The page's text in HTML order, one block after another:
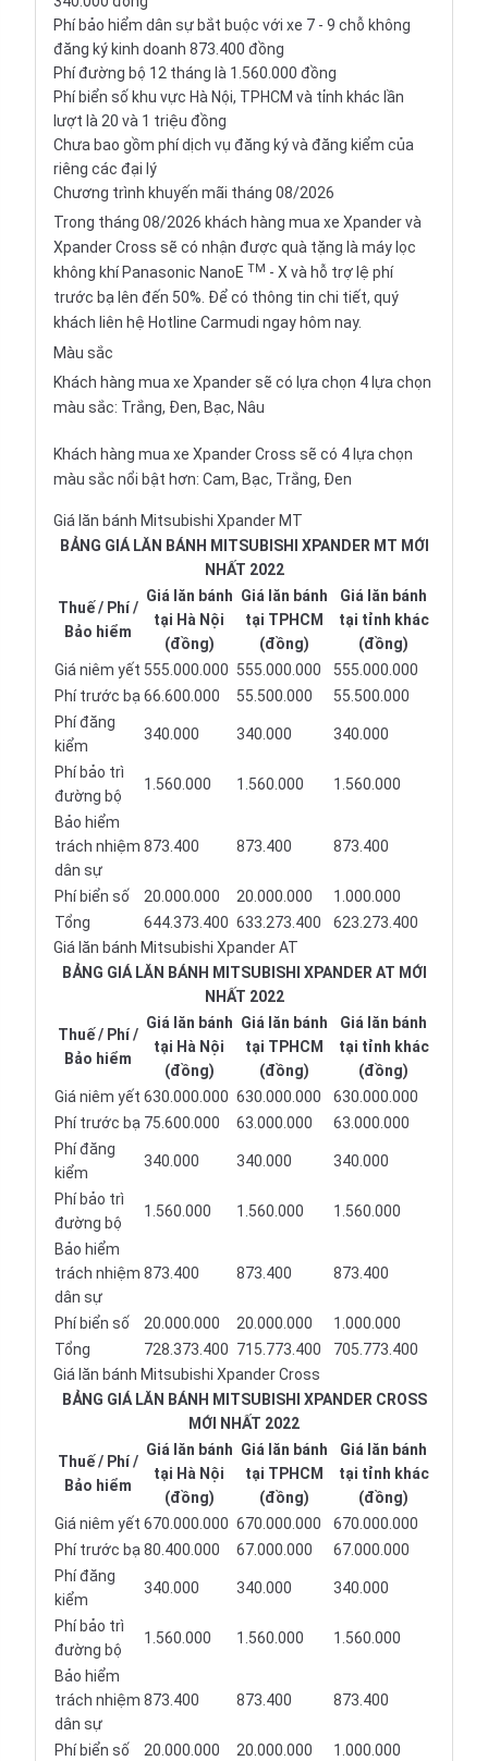
Phí bảo hiểm dân sự bắt buộc với xe 7 - 9 chỗ không
đăng ký kinh doanh 873.400 đồng
Phí đường bộ 12 tháng là 1.560.000 đồng
Phí biển số khu vực Hà Nội, TPHCM và tỉnh khác lần
lượt là 20 và 1 triệu đồng
Chưa bao gồm phí dịch vụ đăng ký và đăng kiểm của
riêng các đại lý
Chương trình khuyến mãi tháng 08/2026
Trong tháng 08/2026 khách hàng mua xe Xpander và
Xpander Cross sẽ có nhận được quà tặng là máy lọc
không khí Panasonic NanoE TM - X và hỗ trợ lệ phí
trước bạ lên đến 50%. Để có thông tin chi tiết, quý
khách liên hệ Hotline Carmudi ngay hôm nay.
Màu sắc
Khách hàng mua xe Xpander sẽ có lựa chọn 4 lựa chọn
màu sắc: Trắng, Đen, Bạc, Nâu
Khách hàng mua xe Xpander Cross sẽ có 4 lựa chọn
màu sắc nổi bật hơn: Cam, Bạc, Trắng, Đen
Giá lăn bánh Mitsubishi Xpander MT
BẢNG GIÁ LĂN BÁNH MITSUBISHI XPANDER MT MỚI
NHẤT 2022
Thuế / Phí /
Bảo hiểm
Giá lăn bánh
tại Hà Nội
(đồng)
Giá lăn bánh
tại TPHCM
(đồng)
Giá lăn bánh
tại tỉnh khác
(đồng)
Giá niêm yết 555.000.000 555.000.000
555.000.000
Phí trước bạ66.600.000 55.500.000
55.500.000
Phí đăng
kiểm
340.000 340.000 340.000
Phí bảo trì
đường bộ
1.560.000 1.560.000 1.560.000
Bảo hiểm
trách nhiệm
dân sự
873.400 873.400 873.400
Phí biển số 20.000.000 20.000.000
1.000.000
Tổng
644.373.400 633.273.400
623.273.400
Giá lăn bánh Mitsubishi Xpander AT
BẢNG GIÁ LĂN BÁNH MITSUBISHI XPANDER AT MỚI
NHẤT 2022
Thuế / Phí /
Bảo hiểm
Giá lăn bánh
tại Hà Nội
(đồng)
Giá lăn bánh
tại TPHCM
(đồng)
Giá lăn bánh
tại tỉnh khác
(đồng)
Giá niêm yết 630.000.000 630.000.000
630.000.000
Phí trước bạ 75.600.000 63.000.000
63.000.000
Phí đăng
kiểm
340.000 340.000 340.000
Phí bảo trì
đường bộ
1.560.000 1.560.000 1.560.000
Bảo hiểm
trách nhiệm
dân sự
873.400 873.400 873.400
Phí biển số 20.000.000 20.000.000
1.000.000
Tổng
728.373.400 715.773.400
705.773.400
Giá lăn bánh Mitsubishi Xpander Cross
BẢNG GIÁ LĂN BÁNH MITSUBISHI XPANDER CROSS
MỚI NHẤT 2022
Thuế / Phí /
Bảo hiểm
Giá lăn bánh
tại Hà Nội
(đồng)
Giá lăn bánh
tại TPHCM
(đồng)
Giá lăn bánh
tại tỉnh khác
(đồng)
Giá niêm yết 670.000.000 670.000.000
670.000.000
Phí trước bạ80.400.000 67.000.000
67.000.000
Phí đăng
kiểm
340.000 340.000 340.000
Phí bảo trì
đường bộ
1.560.000 1.560.000 1.560.000
Bảo hiểm
trách nhiệm
dân sự
873.400 873.400 873.400
Phí biển số 20.000.000 20.000.000
1.000.000